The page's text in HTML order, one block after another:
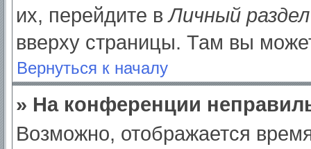
их, перейдите вЛичный раздел
вверху страницы. Там вы
Вернуться к началу
» На конференции
Возможно, отображается